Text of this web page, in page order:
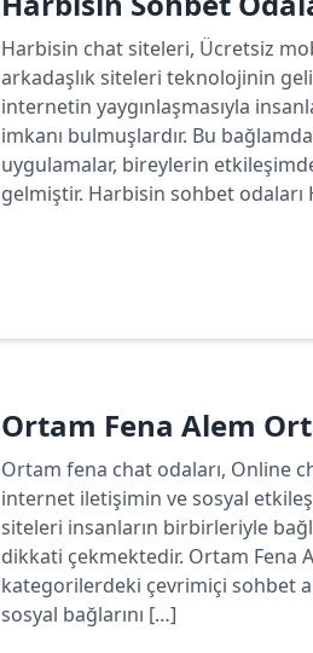
Harbisin chat siteleri, Ücretsiz
arkadaşlık siteleri teknolojinin
internetin yaygınlaşmasıyla
imkanı bulmuşlardır. Bu
uygulamalar, bireylerin
gelmiştir. Harbisin sohbet
Ortam Fena Alem
Ortam fena chat odaları, Online
internet iletişimin ve sosyal
siteleri insanların birbirleriyle
dikkati çekmektedir. Ortam Fena
kategorilerdeki çevrimiçi sohbet
sosyal bağlarını […]